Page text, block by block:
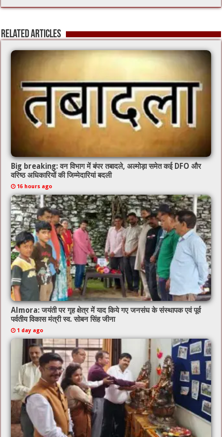
e
b
o
o
k
tt
er
ai
l
at
sA
p
p
Related Articles
Big breaking: वन विभाग में बंपर तबादले, अल्मोड़ा समेत कई DFO और
वरिष्ठ अधिकारियों की जिम्मेदारियां बदली
16 hours ago
Almora: जयंती पर गृह क्षेत्र में याद किये गए जनसंघ के संस्थापक एवं पूर्व
पर्वतीय विकास मंत्री स्व. सोबन सिंह जीना
1 day ago